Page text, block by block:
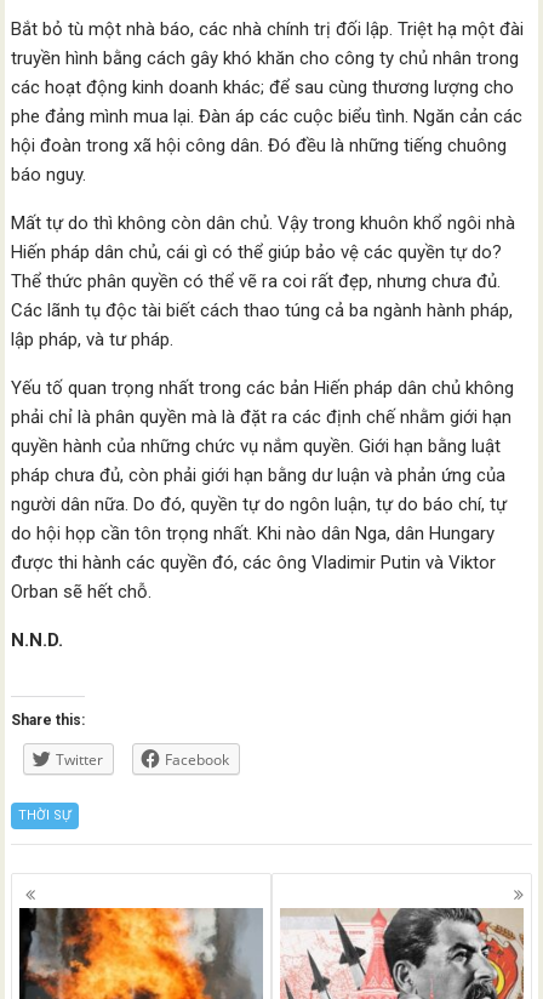
Bắt bỏ tù một nhà báo, các nhà chính trị đối lập. Triệt hạ một đài
truyền hình bằng cách gây khó khăn cho công ty chủ nhân trong
các hoạt động kinh doanh khác; để sau cùng thương lượng cho
phe đảng mình mua lại. Đàn áp các cuộc biểu tình. Ngăn cản các
hội đoàn trong xã hội công dân. Đó đều là những tiếng chuông
báo nguy.
Mất tự do thì không còn dân chủ. Vậy trong khuôn khổ ngôi nhà
Hiến pháp dân chủ, cái gì có thể giúp bảo vệ các quyền tự do?
Thể thức phân quyền có thể vẽ ra coi rất đẹp, nhưng chưa đủ.
Các lãnh tụ độc tài biết cách thao túng cả ba ngành hành pháp,
lập pháp, và tư pháp.
Yếu tố quan trọng nhất trong các bản Hiến pháp dân chủ không
phải chỉ là phân quyền mà là đặt ra các định chế nhằm giới hạn
quyền hành của những chức vụ nắm quyền. Giới hạn bằng luật
pháp chưa đủ, còn phải giới hạn bằng dư luận và phản ứng của
người dân nữa. Do đó, quyền tự do ngôn luận, tự do báo chí, tự
do hội họp cần tôn trọng nhất. Khi nào dân Nga, dân Hungary
được thi hành các quyền đó, các ông Vladimir Putin và Viktor
Orban sẽ hết chỗ.
N.N.D.
Share this:
Twitter Facebook
THỜI SỰ
Posts
navigation